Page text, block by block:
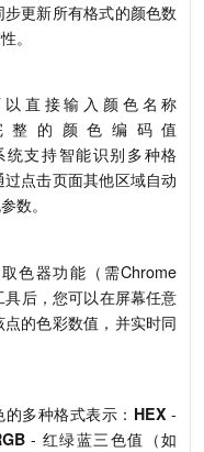
更新所有格式的颜色数
。
直接输入颜色名称
整的颜色编码值
统支持智能识别多种格
点击页面其他区域自动
数。
色器功能（需Chrome
后，您可以在屏幕任意
的色彩数值，并实时同
多种格式表示： HEX -
- 红绿蓝三色值（如